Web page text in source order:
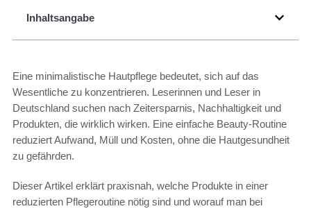
Inhaltsangabe
Eine minimalistische Hautpflege bedeutet, sich auf das
Wesentliche zu konzentrieren. Leserinnen und Leser in
Deutschland suchen nach Zeitersparnis, Nachhaltigkeit und
Produkten, die wirklich wirken. Eine einfache Beauty-Routine
reduziert Aufwand, Müll und Kosten, ohne die Hautgesundheit
zu gefährden.
Dieser Artikel erklärt praxisnah, welche Produkte in einer
reduzierten Pflegeroutine nötig sind und worauf man bei